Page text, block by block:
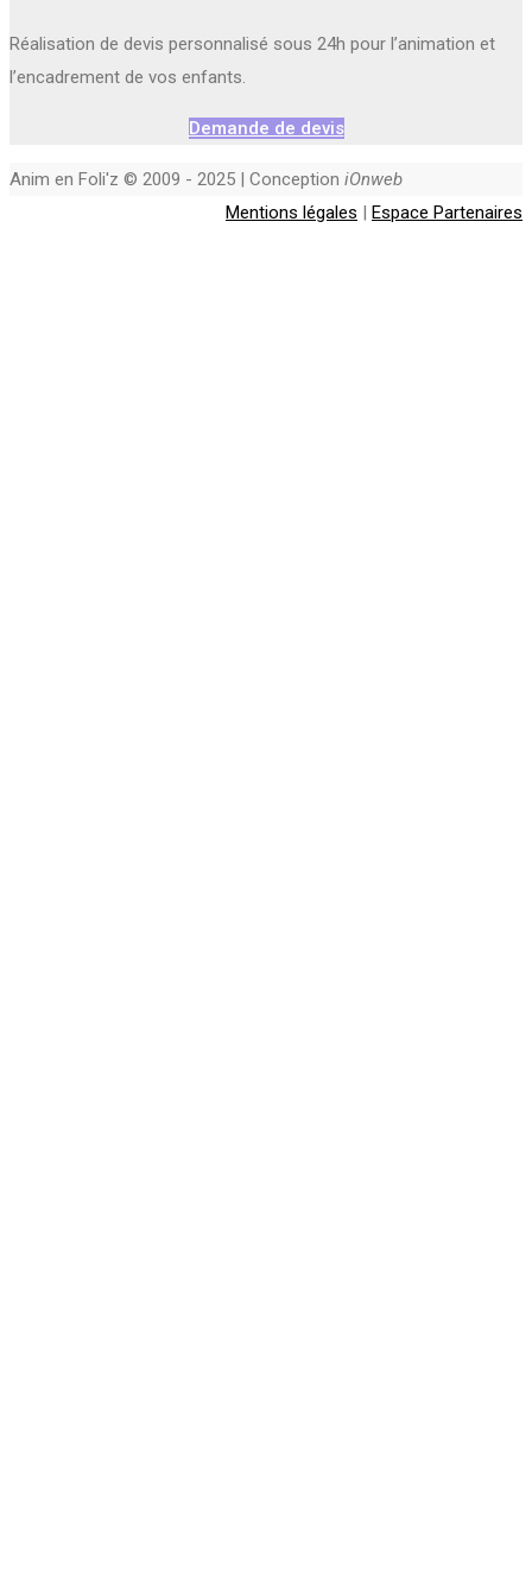
Réalisation de devis personnalisé sous 24h pour l’animation et
l’encadrement de vos enfants.
Demande de devis
Anim en Foli'z © 2009 - 2025 | Conception iOnweb
Mentions légales | Espace Partenaires